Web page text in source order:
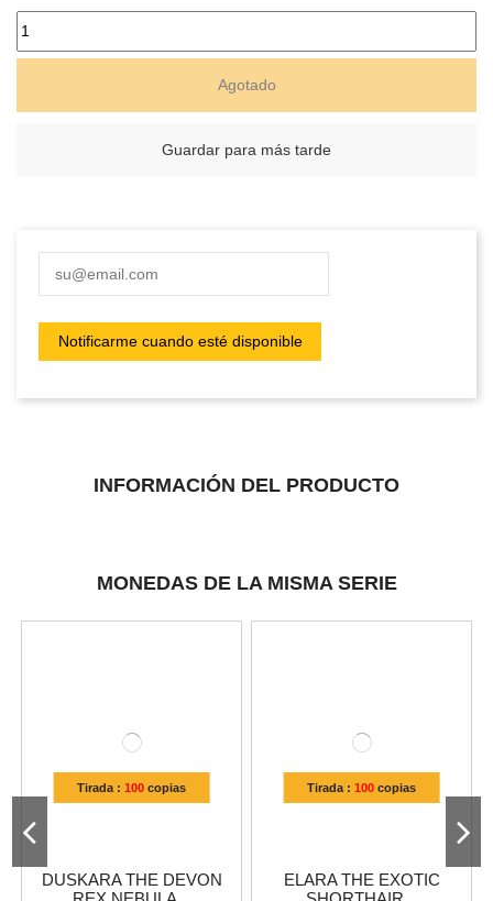
Agotado
Guardar para más tarde
INFORMACIÓN DEL PRODUCTO
MONEDAS DE LA MISMA SERIE
Tirada : 100copias
DUSKARA THE DEVON
Tirada : 100copias
ELARA THE EXOTIC